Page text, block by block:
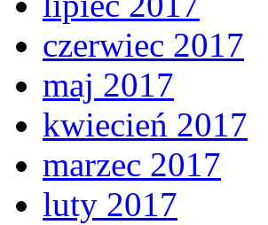
czerwiec 2017
maj 2017
kwiecień 2017
marzec 2017
luty 2017